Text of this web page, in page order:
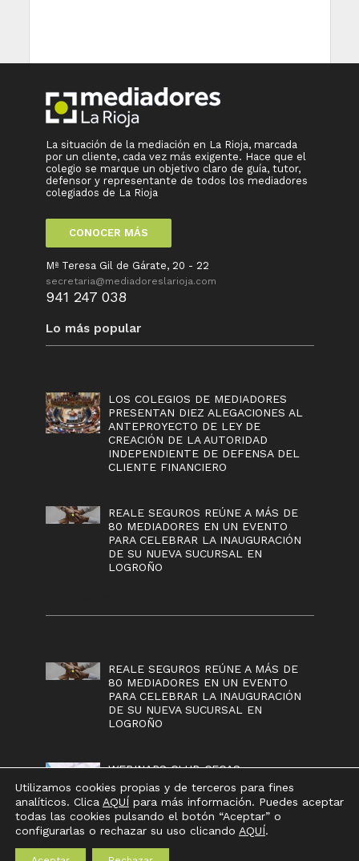
La situación de la mediación en La Rioja, marcada
por un cliente, cada vez más exigente. Hace que el
colegio se marque un objetivo claro de guía, tutor,
defensor y representante de todos los mediadores
colegiados de La Rioja
CONOCER MÁS
Mª Teresa Gil de Gárate, 20 - 22
secretaria@mediadoreslarioja.com
941 247 038
Lo más popular
LOS COLEGIOS DE MEDIADORES
PRESENTAN DIEZ ALEGACIONES AL
ANTEPROYECTO DE LEY DE
CREACIÓN DE LA AUTORIDAD
INDEPENDIENTE DE DEFENSA DEL
CLIENTE FINANCIERO
REALE SEGUROS REÚNE A MÁS DE
80 MEDIADORES EN UN EVENTO
PARA CELEBRAR LA INAUGURACIÓN
DE SU NUEVA SUCURSAL EN
LOGROÑO
REALE SEGUROS REÚNE A MÁS DE
80 MEDIADORES EN UN EVENTO
PARA CELEBRAR LA INAUGURACIÓN
DE SU NUEVA SUCURSAL EN
LOGROÑO
WEBINARS CLUB CECAS
AVISO LEGAL-POLÍTICA DE PROTECCIÓN DE
Utilizamos cookies propias y de terceros para fines
analíticos. Clica AQUÍ para más información. Puedes aceptar
todas las cookies pulsando el botón “Aceptar” o
configurarlas o rechazar su uso clicando AQUÍ.